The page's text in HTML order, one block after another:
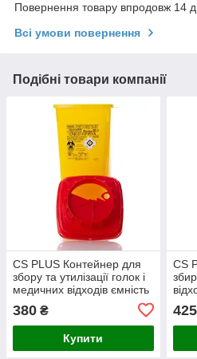
Повернення товару впродовж 14
Всі умови повернення
Подібні товари компанії
CS PLUS Контейнер для
збору та утилізації голок і
медичних відходів ємність
380 ₴
Купити
CS
425